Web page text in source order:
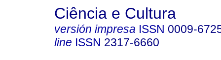
Ciência e Cultura
versión impresa ISSN 0009-
line ISSN 2317-6660